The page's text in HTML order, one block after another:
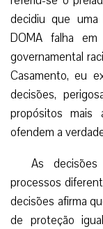
decidiu que
DOMA falha
governamental
Casamento, eu
decisões,
propósitos mais
ofendem a
As
processos
decisões afirma
de proteção